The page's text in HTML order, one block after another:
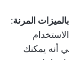
المرنة:
أنه يمكنك